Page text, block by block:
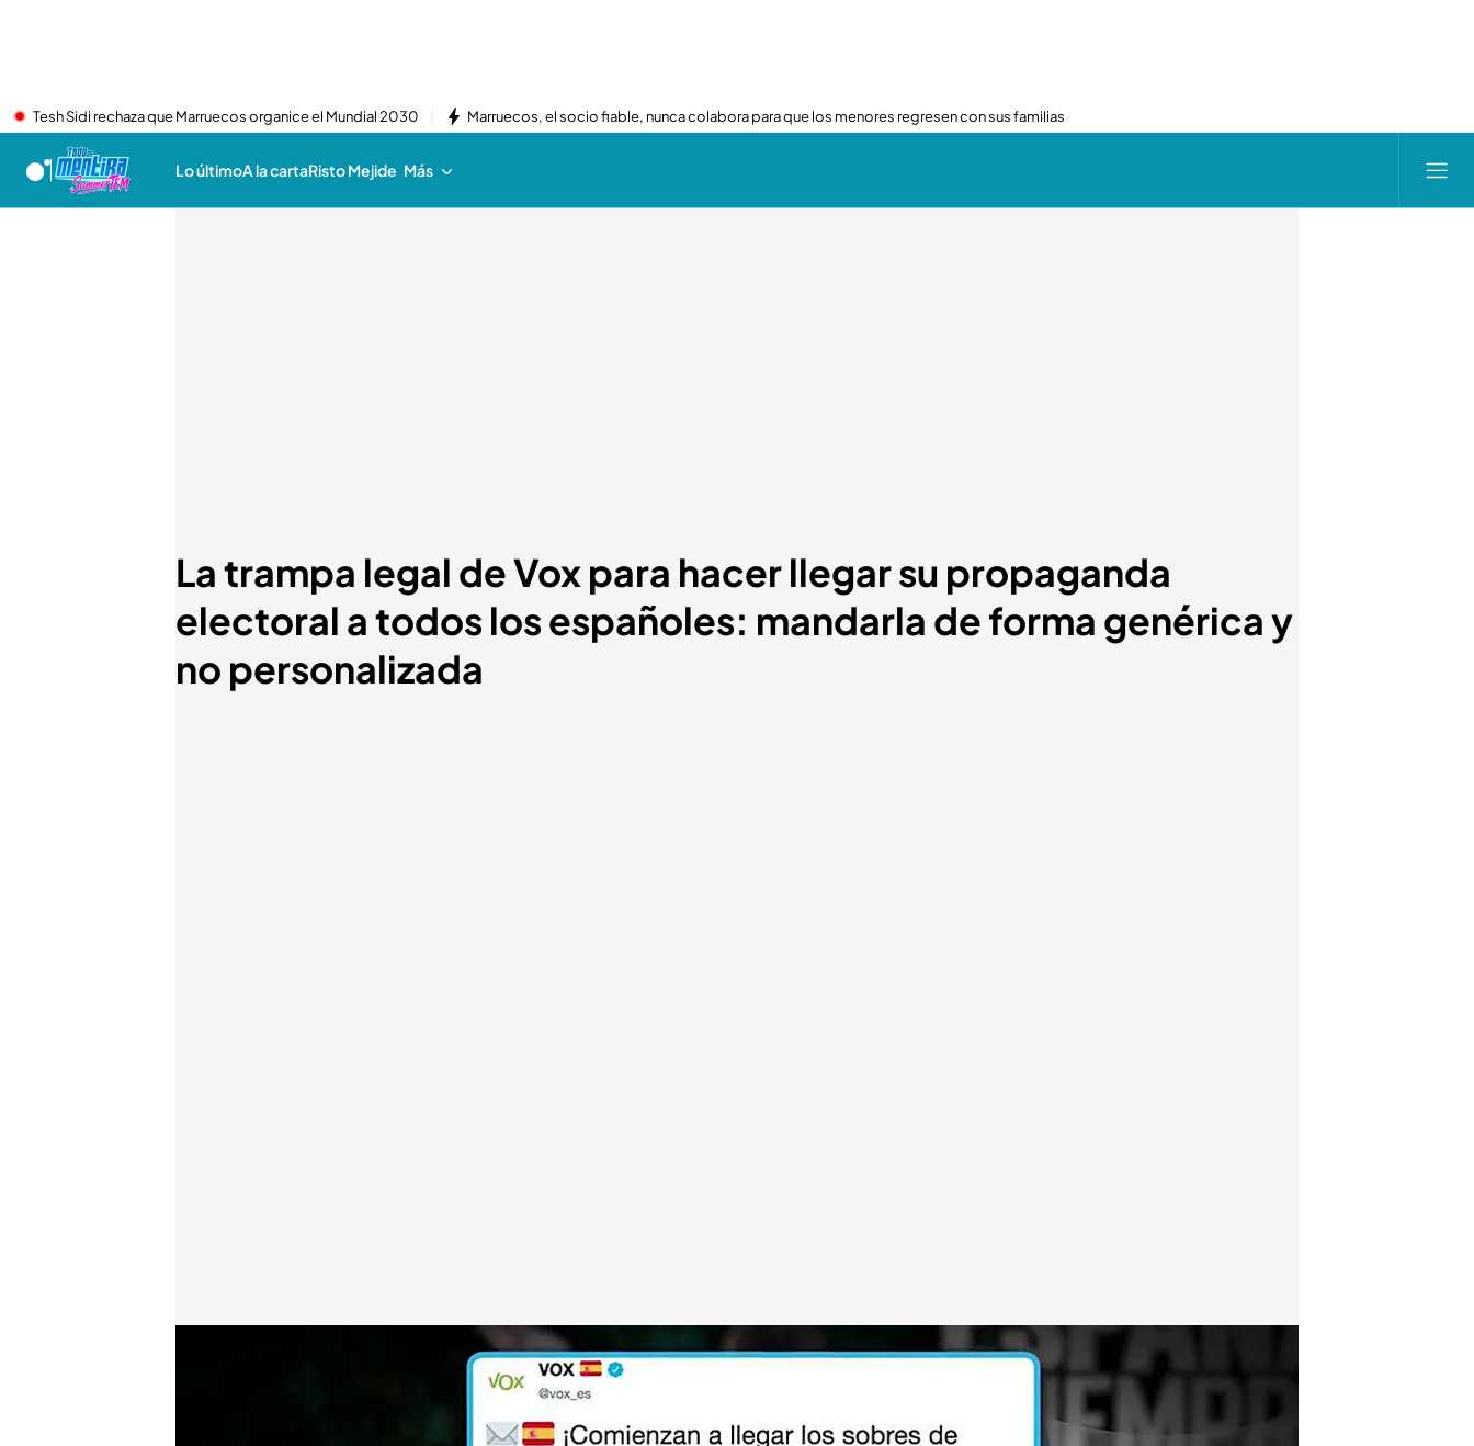
Tesh Sidi rechaza que Marruecos organice el Mundial 2030 Marruecos, el socio fiable, nunca colabora para que los menores regresen con sus familias
Lo últimoA la cartaRisto Mejide Más
La trampa legal de Vox para hacer llegar su propaganda
electoral a todos los españoles: mandarla de forma genérica y
no personalizada
Vox anuncia el envío de sus sobres a todos los domicilios españoles